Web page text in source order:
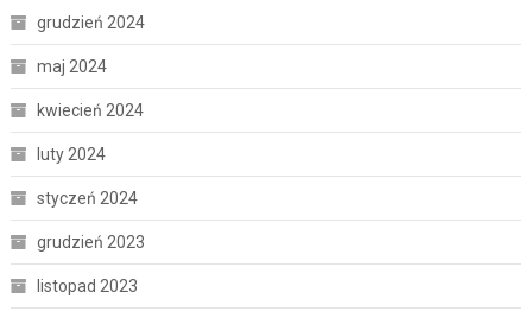
grudzień 2024
maj 2024
kwiecień 2024
luty 2024
styczeń 2024
grudzień 2023
listopad 2023